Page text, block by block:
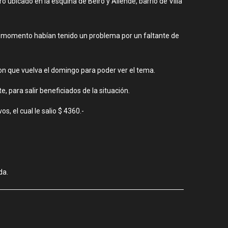
habían tenido un problema por un faltante de
que vuelva el domingo para poder ver el tema.
para salir beneficiados de la situación.
el cual le salio $ 4360.-